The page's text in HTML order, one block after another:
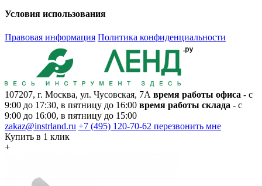
Условия использования
Правовая информация Политика конфиденциальности
107207, г. Москва, ул. Чусовская, 7А время работы офиса - с
9:00 до 17:30, в пятницу до 16:00 время работы склада - с
9:00 до 16:00, в пятницу до 15:00
zakaz@instrland.ru +7 (495) 120-70-62 перезвонить мне
Купить в 1 клик
+